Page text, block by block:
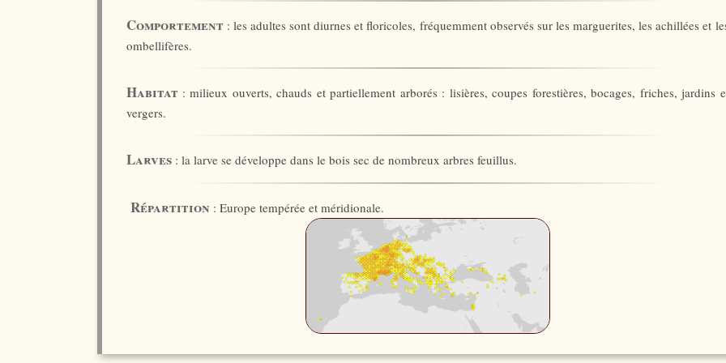
Comportement : les adultes sont diurnes et floricoles, fréquemment observés sur les marguerites, les achillées et
ombellifères.
Habitat : milieux ouverts, chauds et partiellement arborés : lisières, coupes forestières, bocages, friches, jardins
vergers.
Larves: la larve se développe dans le bois sec de nombreux arbres feuillus.
Répartition : Europe tempérée et méridionale.